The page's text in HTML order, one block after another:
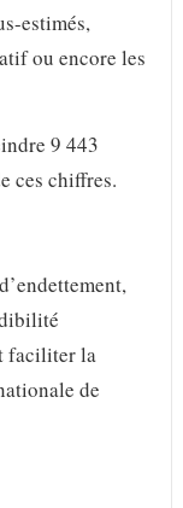
estimés,
ou encore les
9 443
ces chiffres.
faciliter la
de